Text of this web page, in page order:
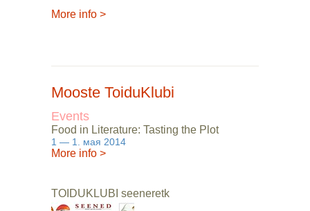
More info >
Mooste ToiduKlubi
Events
Food in Literature: Tasting the Plot
1 — 1. мая 2014
More info >
TOIDUKLUBI seeneretk